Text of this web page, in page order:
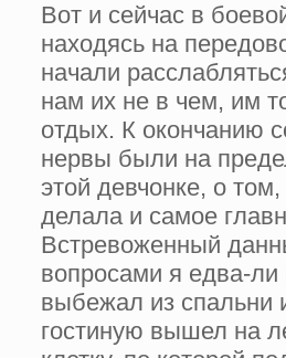
Вот и сейчас в
находясь на
начали
нам их не в чем, им
отдых. К окончанию
нервы были на
этой девчонке, о
делала и самое
Встревоженный
вопросами я едва-
выбежал из спальни
гостиную вышел на